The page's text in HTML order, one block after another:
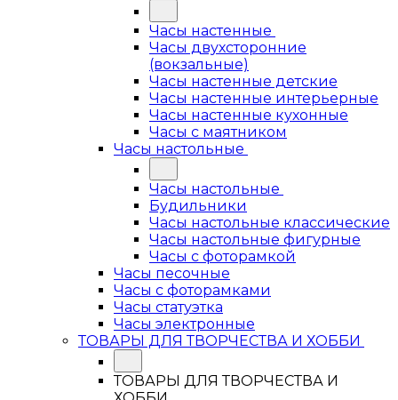
Часы настенные
Часы двухсторонние
(вокзальные)
Часы настенные детские
Часы настенные интерьерные
Часы настенные кухонные
Часы с маятником
Часы настольные
Часы настольные
Будильники
Часы настольные классические
Часы настольные фигурные
Часы с фоторамкой
Часы песочные
Часы с фоторамками
Часы статуэтка
Часы электронные
ТОВАРЫ ДЛЯ ТВОРЧЕСТВА И ХОББИ
ТОВАРЫ ДЛЯ ТВОРЧЕСТВА И